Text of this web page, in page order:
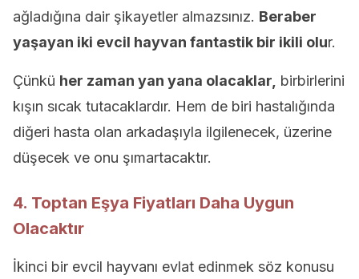
ağladığına dair şikayetler almazsınız. Beraber
yaşayan iki evcil hayvan fantastik bir ikili olur.
Çünkü her zaman yan yana olacaklar, birbirlerini
kışın sıcak tutacaklardır. Hem de biri hastalığında
diğeri hasta olan arkadaşıyla ilgilenecek, üzerine
düşecek ve onu şımartacaktır.
4. Toptan Eşya Fiyatları Daha Uygun
Olacaktır
İkinci bir evcil hayvanı evlat edinmek söz konusu